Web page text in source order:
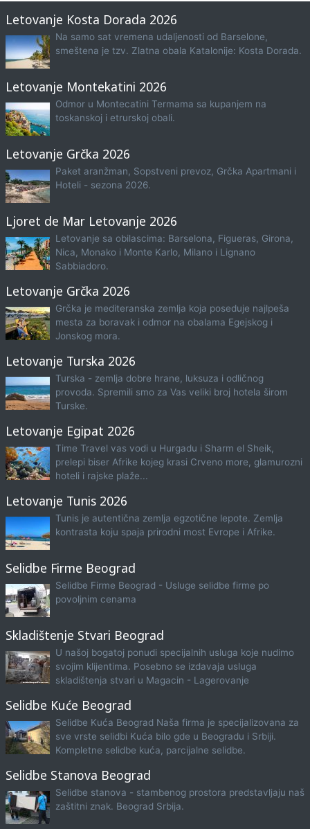
Letovanje Kosta Dorada 2026
Na samo sat vremena udaljenosti od Barselone,
smeštena je tzv. Zlatna obala Katalonije: Kosta Dorada.
Letovanje Montekatini 2026
Odmor u Montecatini Termama sa kupanjem na
toskanskoj i etrurskoj obali.
Letovanje Grčka 2026
Paket aranžman, Sopstveni prevoz, Grčka Apartmani i
Hoteli - sezona 2026.
Ljoret de Mar Letovanje 2026
Letovanje sa obilascima: Barselona, Figueras, Girona,
Nica, Monako i Monte Karlo, Milano i Lignano
Sabbiadoro.
Letovanje Grčka 2026
Grčka je mediteranska zemlja koja poseduje najlpeša
mesta za boravak i odmor na obalama Egejskog i
Jonskog mora.
Letovanje Turska 2026
Turska - zemlja dobre hrane, luksuza i odličnog
provoda. Spremili smo za Vas veliki broj hotela širom
Turske.
Letovanje Egipat 2026
Time Travel vas vodi u Hurgadu i Sharm el Sheik,
prelepi biser Afrike kojeg krasi Crveno more, glamurozni
hoteli i rajske plaže...
Letovanje Tunis 2026
Tunis je autentična zemlja egzotične lepote. Zemlja
kontrasta koju spaja prirodni most Evrope i Afrike.
Selidbe Firme Beograd
Selidbe Firme Beograd - Usluge selidbe firme po
povoljnim cenama
Skladištenje Stvari Beograd
U našoj bogatoj ponudi specijalnih usluga koje nudimo
svojim klijentima. Posebno se izdavaja usluga
skladištenja stvari u Magacin - Lagerovanje
Selidbe Kuće Beograd
Selidbe Kuća Beograd Naša firma je specijalizovana za
sve vrste selidbi Kuća bilo gde u Beogradu i Srbiji.
Kompletne selidbe kuća, parcijalne selidbe.
Selidbe Stanova Beograd
Selidbe stanova - stambenog prostora predstavljaju naš
zaštitni znak. Beograd Srbija.